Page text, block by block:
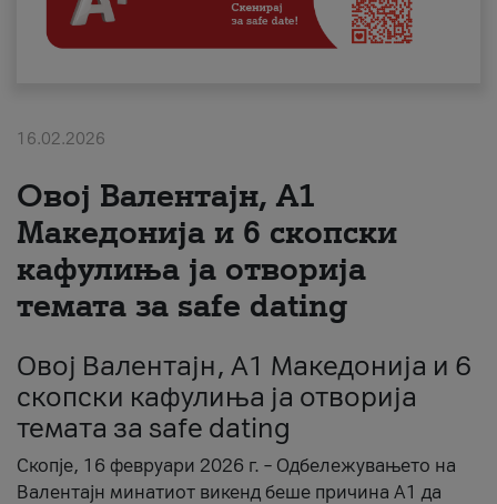
Надополни кредит
Плати сметка
#ПодобарОнлајн
16.02.2026
Овој Валентајн, A1
Македонија и 6 скопски
кафулиња ја отворија
темата за safe dating
Овој Валентајн, A1 Македонија и 6
скопски кафулиња ја отворија
темата за safe dating
Скопје, 16 февруари 2026 г. – Одбележувањето на
Валентајн минатиот викенд беше причина А1 да